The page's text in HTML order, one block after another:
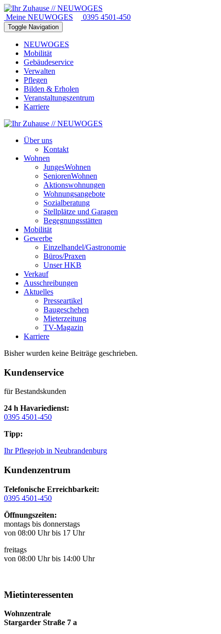
Meine NEUWOGES 0395 4501-450
Toggle Navigation
NEUWOGES
Mobilität
Gebäudeservice
Verwalten
Pflegen
Bilden & Erholen
Veranstaltungszentrum
Karriere
Über uns
Kontakt
Wohnen
JungesWohnen
SeniorenWohnen
Aktionswohnungen
Wohnungsangebote
Sozialberatung
Stellplätze und Garagen
Begegnungsstätten
Mobilität
Gewerbe
Einzelhandel/Gastronomie
Büros/Praxen
Unser HKB
Verkauf
Ausschreibungen
Aktuelles
Presseartikel
Baugeschehen
Mieterzeitung
TV-Magazin
Karriere
Bisher wurden keine Beiträge geschrieben.
Kundenservice
für Bestandskunden
24 h Havariedienst:
0395 4501-450
Tipp:
Ihr Pflegejob in Neubrandenburg
Kundenzentrum
Telefonische Erreichbarkeit:
0395 4501-450
Öffnungszeiten:
montags bis donnerstags
von 08:00 Uhr bis 17 Uhr
freitags
von 08:00 Uhr bis 14:00 Uhr
Mietinteressenten
Wohnzentrale
Stargarder Straße 7 a